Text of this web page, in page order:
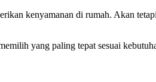
kenyamanan di rumah. Akan
yang paling tepat sesuai